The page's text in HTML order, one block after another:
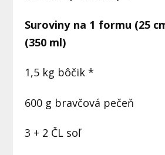
Suroviny na 1 formu (25
(350 ml)
1,5 kg bôčik *
600 g bravčová pečeň
3 + 2 ČL soľ